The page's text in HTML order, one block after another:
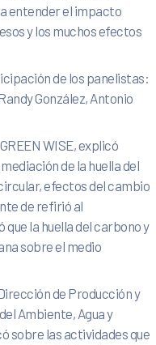
entender el impacto
y los muchos efectos
de los panelistas:
González, Antonio
WISE, explicó
de la huella del
efectos del cambio
de refirió al
la huella del carbono y
sobre el medio
de Producción y
Ambiente, Agua y
sobre las actividades que